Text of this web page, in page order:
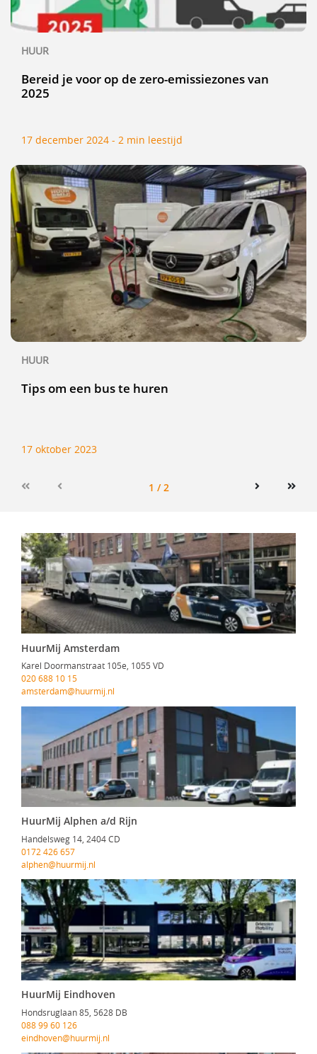
HUUR
Bereid je voor op de zero-emissiezones van
2025
17 december 2024 - 2 min leestijd
HUUR
Tips om een bus te huren
17 oktober 2023
1 / 2
HuurMij Amsterdam
Karel Doormanstraat 105e, 1055 VD
020 688 10 15
amsterdam@huurmij.nl
HuurMij Alphen a/d Rijn
Handelsweg 14, 2404 CD
0172 426 657
alphen@huurmij.nl
HuurMij Eindhoven
Hondsruglaan 85, 5628 DB
088 99 60 126
eindhoven@huurmij.nl